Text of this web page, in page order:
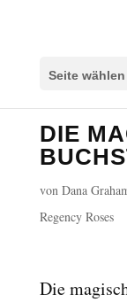
Seite wählen
DIE
von Dana
Regency Roses
Die